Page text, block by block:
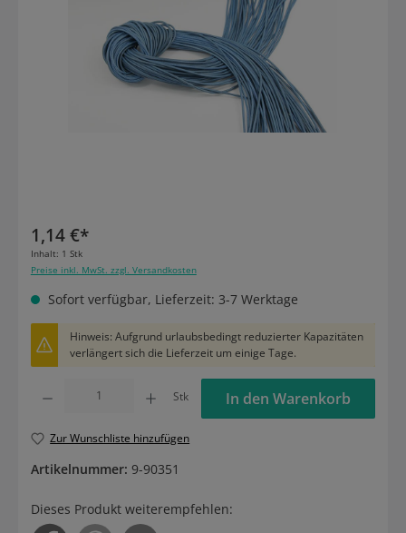
1,14 €*
Inhalt: 1 Stk
Preise inkl. MwSt. zzgl. Versandkosten
Sofort verfügbar, Lieferzeit: 3-7 Werktage
Hinweis: Aufgrund urlaubsbedingt reduzierter Kapazitäten
verlängert sich die Lieferzeit um einige Tage.
Stk In den Warenkorb
Zur Wunschliste hinzufügen
Artikelnummer: 9-90351
Dieses Produkt weiterempfehlen: